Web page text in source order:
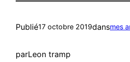
Publié17 octobre 2019dansmes
parLeon tramp